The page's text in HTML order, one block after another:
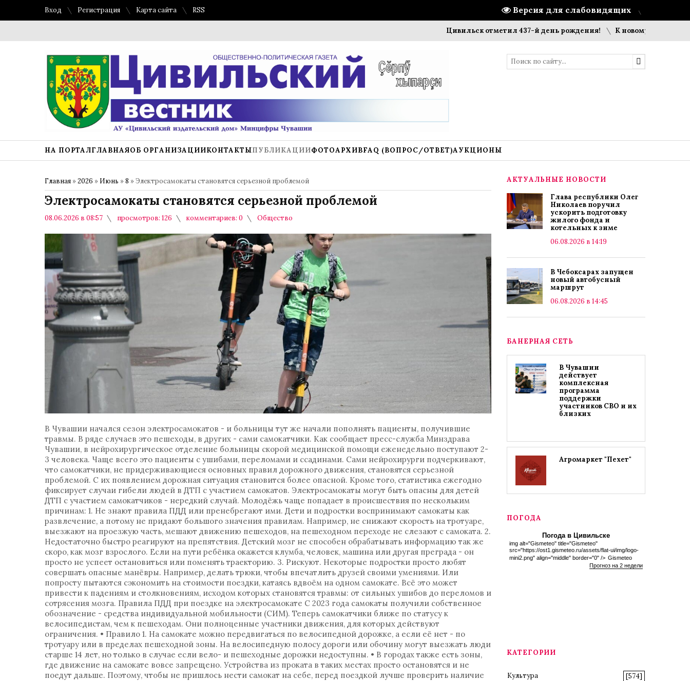
Версия для слабовидящих
Вход Регистрация Карта сайта RSS
Цивильск отметил 437-й день рождения! К новому учебному году
НА ПОРТАЛГЛАВНАЯОБ ОРГАНИЗАЦИИКОНТАКТЫПУБЛИКАЦИИФОТОАРХИВFAQ (ВОПРОС/ОТВЕТ)АУКЦИОНЫ
Главная »2026 » Июнь »8 » Электросамокаты становятся серьезной проблемой
Электросамокаты становятся серьезной проблемой
08.06.2026 в 08:57 просмотров: 126 комментариев: 0 Общество
В Чувашии начался сезон электросамокатов - и больницы тут же начали пополнять пациенты, получившие
травмы. В ряде случаев это пешеходы, в других - сами самокатчики. Как сообщает пресс-служба Минздрава
Чувашии, в нейрохирургическое отделение больницы скорой медицинской помощи еженедельно поступают 2-
3 человека. Чаще всего это пациенты с ушибами, переломами и ссадинами. Сами нейрохирурги подчеркивают,
что самокатчики, не придерживающиеся основных правил дорожного движения, становятся серьезной
проблемой. С их появлением дорожная ситуация становится более опасной. Кроме того, статистика ежегодно
фиксирует случаи гибели людей в ДТП с участием самокатов. Электросамокаты могут быть опасны для детей
ДТП с участием самокатчиков - нередкий случай. Молодёжь чаще попадает в происшествия по нескольким
причинам: 1. Не знают правила ПДД или пренебрегают ими. Дети и подростки воспринимают самокаты как
развлечение, а потому не придают большого значения правилам. Например, не снижают скорость на тротуаре,
выезжают на проезжую часть, мешают движению пешеходов, на пешеходном переходе не слезают с самоката. 2.
Недостаточно быстро реагируют на препятствия. Детский мозг не способен обрабатывать информацию так же
скоро, как мозг взрослого. Если на пути ребёнка окажется клумба, человек, машина или другая преграда - он
просто не успеет остановиться или поменять траекторию. 3. Рискуют. Некоторые подростки просто любят
совершать опасные манёвры. Например, делать трюки, чтобы впечатлить друзей своими умениями. Или
попросту пытаются сэкономить на стоимости поездки, катаясь вдвоём на одном самокате. Всё это может
привести к падениям и столкновениям, исходом которых становятся травмы: от сильных ушибов до переломов и
сотрясения мозга. Правила ПДД при поездке на электросамокате С 2023 года самокаты получили собственное
обозначение - средства индивидуальной мобильности (СИМ). Теперь самокатчики ближе по статусу к
велосипедистам, чем к пешеходам. Они полноценные участники движения, для которых действуют
ограничения. • Правило 1. На самокате можно передвигаться по велосипедной дорожке, а если её нет - по
тротуару или в пределах пешеходной зоны. На велосипедную полосу дороги или обочину могут выезжать люди
старше 14 лет, но только в случае если вело- и пешеходные дорожки недоступны. • В городах также есть зоны,
где движение на самокате вовсе запрещено. Устройства из проката в таких местах просто остановятся и не
поедут дальше. Поэтому, чтобы не пришлось нести самокат на себе, перед поездкой лучше проверить наличие
АКТУАЛЬНЫЕ НОВОСТИ
Глава республики Олег
Николаев поручил
ускорить подготовку
жилого фонда и
котельных к зиме
06.08.2026 в 14:19
В Чебоксарах запущен
новый автобусный
маршрут
06.08.2026 в 14:45
БАНЕРНАЯ СЕТЬ
В Чувашии
действует
комплексная
программа
поддержки
участников СВО и их
близких
Агромаркет "Пехет"
ПОГОДА
Погода в Цивильске
img alt="Gismeteo" title="Gismeteo"
src="https://ost1.gismeteo.ru/assets/flat-ui/img/logo-
mini2.png" align="middle" border="0" /> Gismeteo
Прогноз на 2 недели
КАТЕГОРИИ
Культура [574]